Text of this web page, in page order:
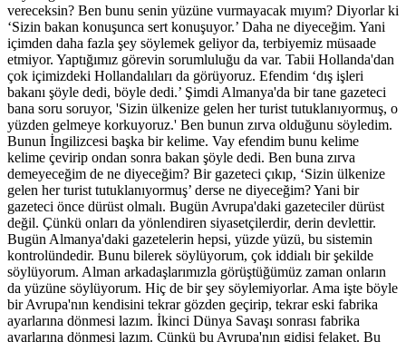
vereceksin? Ben bunu senin yüzüne vurmayacak mıyım? Diyorlar ki
‘Sizin bakan konuşunca sert konuşuyor.’ Daha ne diyeceğim. Yani
içimden daha fazla şey söylemek geliyor da, terbiyemiz müsaade
etmiyor. Yaptığımız görevin sorumluluğu da var. Tabii Hollanda'dan
çok içimizdeki Hollandalıları da görüyoruz. Efendim ‘dış işleri
bakanı şöyle dedi, böyle dedi.’ Şimdi Almanya'da bir tane gazeteci
bana soru soruyor, 'Sizin ülkenize gelen her turist tutuklanıyormuş, o
yüzden gelmeye korkuyoruz.' Ben bunun zırva olduğunu söyledim.
Bunun İngilizcesi başka bir kelime. Vay efendim bunu kelime
kelime çevirip ondan sonra bakan şöyle dedi. Ben buna zırva
demeyeceğim de ne diyeceğim? Bir gazeteci çıkıp, ‘Sizin ülkenize
gelen her turist tutuklanıyormuş’ derse ne diyeceğim? Yani bir
gazeteci önce dürüst olmalı. Bugün Avrupa'daki gazeteciler dürüst
değil. Çünkü onları da yönlendiren siyasetçilerdir, derin devlettir.
Bugün Almanya'daki gazetelerin hepsi, yüzde yüzü, bu sistemin
kontrolündedir. Bunu bilerek söylüyorum, çok iddialı bir şekilde
söylüyorum. Alman arkadaşlarımızla görüştüğümüz zaman onların
da yüzüne söylüyorum. Hiç de bir şey söylemiyorlar. Ama işte böyle
bir Avrupa'nın kendisini tekrar gözden geçirip, tekrar eski fabrika
ayarlarına dönmesi lazım. İkinci Dünya Savaşı sonrası fabrika
ayarlarına dönmesi lazım. Çünkü bu Avrupa'nın gidişi felaket. Bu